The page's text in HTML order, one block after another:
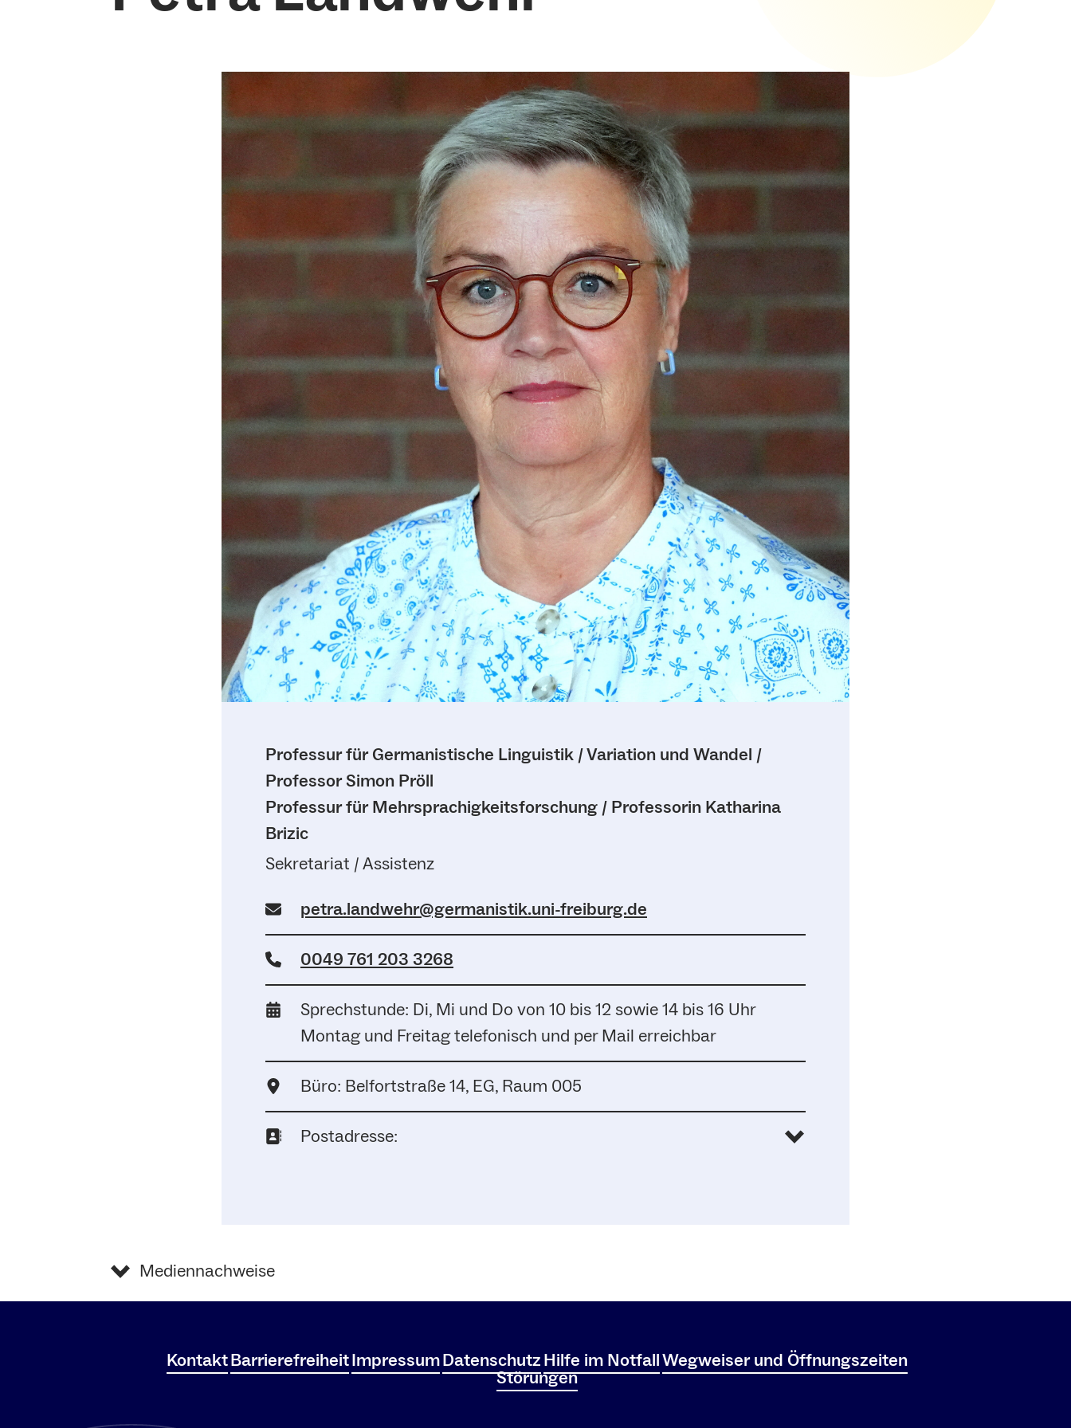
Professur für Germanistische Linguistik / Variation und Wandel /
Professor Simon Pröll
Professur für Mehrsprachigkeitsforschung / Professorin Katharina
Brizic
Sekretariat / Assistenz
petra.landwehr@germanistik.uni-freiburg.de
0049 761 203 3268
Sprechstunde: Di, Mi und Do von 10 bis 12 sowie 14 bis 16 Uhr
Montag und Freitag telefonisch und per Mail erreichbar
Büro: Belfortstraße 14, EG, Raum 005
Postadresse:
Mediennachweise
KontaktBarrierefreiheitImpressumDatenschutzHilfe im NotfallWegweiser und Öffnungszeiten
Störungen